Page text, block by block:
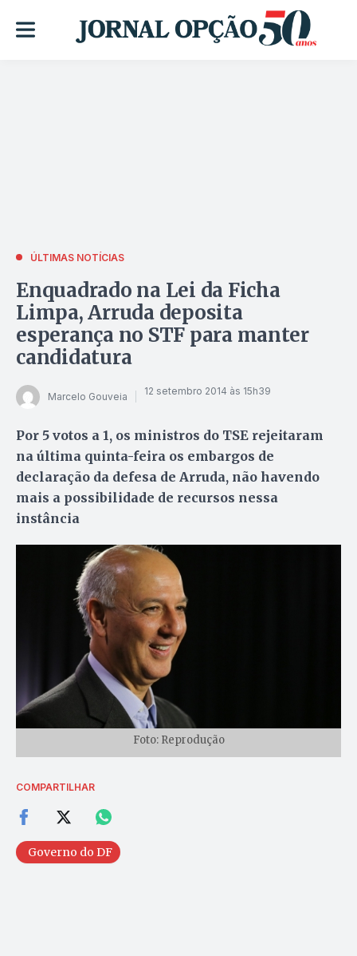
ÚLTIMAS NOTÍCIAS
Enquadrado na Lei da Ficha
Limpa, Arruda deposita
esperança no STF para manter
candidatura
Marcelo Gouveia 12 setembro 2014 às 15h39
Por 5 votos a 1, os ministros do TSE rejeitaram
na última quinta-feira os embargos de
declaração da defesa de Arruda, não havendo
mais a possibilidade de recursos nessa
instância
Foto: Reprodução
COMPARTILHAR
Governo do DF